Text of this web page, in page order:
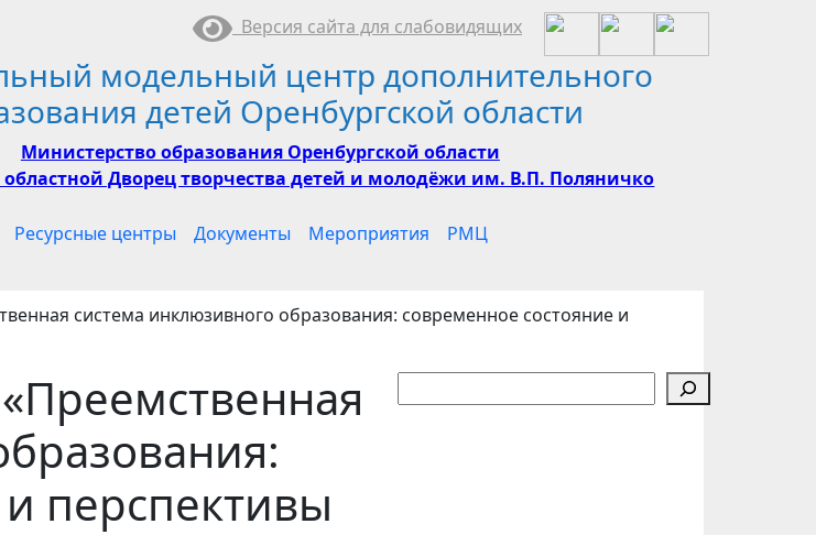
Версия сайта для слабовидящих
модельный центр дополнительного
детей Оренбургской области
Министерство образования Оренбургской области
областной Дворец творчества детей и молодёжи им. В.П. Поляничко
Ресурсные центры Документы Мероприятия РМЦ
система инклюзивного образования: современное состояние и
перспективы